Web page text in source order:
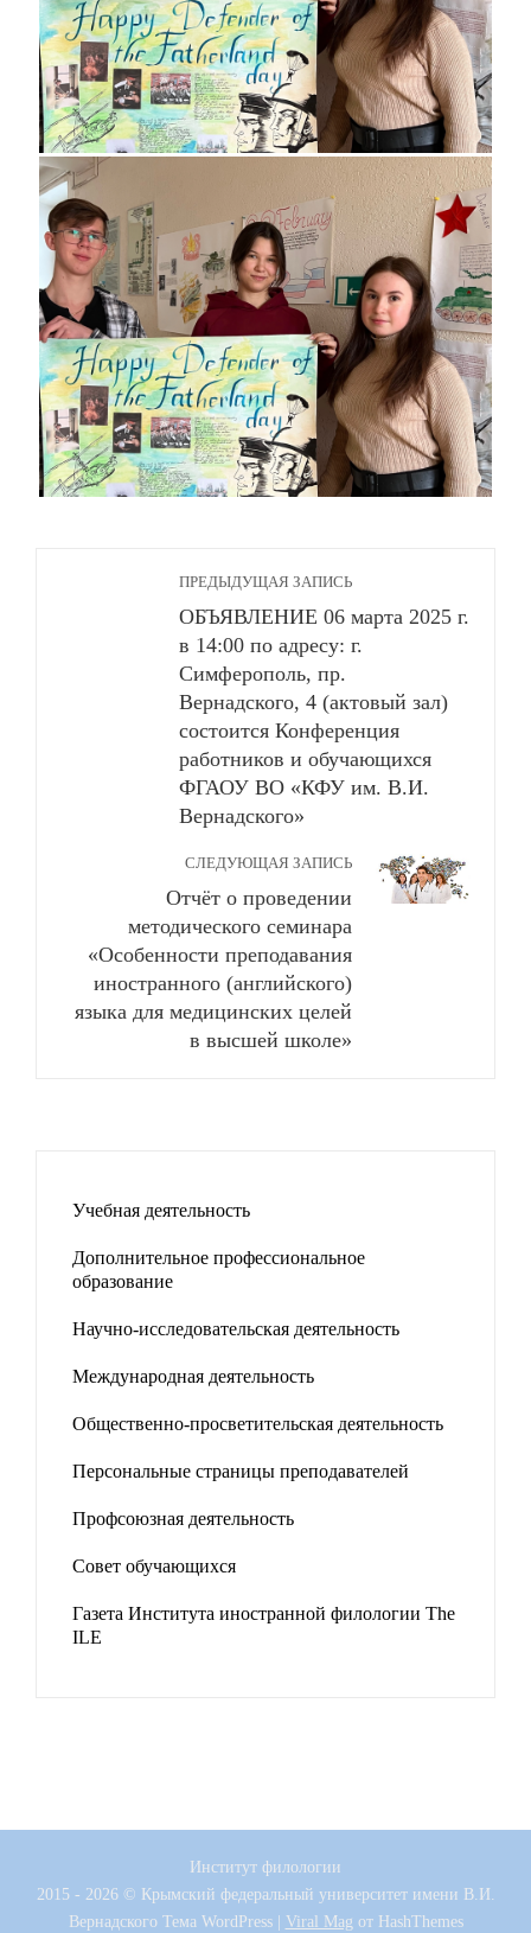
ПРЕДЫДУЩАЯ ЗАПИСЬ
ОБЪЯВЛЕНИЕ 06 марта 2025 г.
в 14:00 по адресу: г.
Симферополь, пр.
Вернадского, 4 (актовый зал)
состоится Конференция
работников и обучающихся
ФГАОУ ВО «КФУ им. В.И.
Вернадского»
СЛЕДУЮЩАЯ ЗАПИСЬ
Отчёт о проведении
методического семинара
«Особенности преподавания
иностранного (английского)
языка для медицинских целей
в высшей школе»
Учебная деятельность
Дополнительное профессиональное
образование
Научно-исследовательская деятельность
Международная деятельность
Общественно-просветительская деятельность
Персональные страницы преподавателей
Профсоюзная деятельность
Совет обучающихся
Газета Института иностранной филологии The
ILE
Институт филологии
2015 - 2026 © Крымский федеральный университет имени В.И.
ВернадскогоТема WordPress | Viral Mag от HashThemes